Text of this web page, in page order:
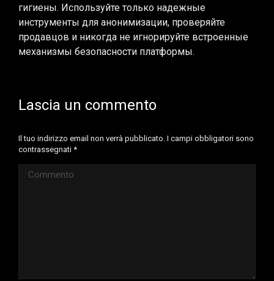
гигиены. Используйте только надежные
инструменты для анонимизации, проверяйте
продавцов и никогда не игнорируйте встроенные
механизмы безопасности платформы.
Lascia un commento
Il tuo indirizzo email non verrà pubblicato. I campi obbligatori sono
contrassegnati *
Commento